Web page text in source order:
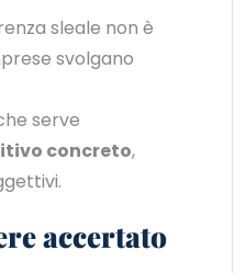
sleale non è
svolgano
serve
concreto,
accertato